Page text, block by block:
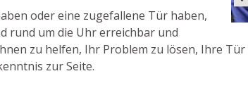
oder eine zugefallene Tür haben,
rund um die Uhr erreichbar und
zu helfen, Ihr Problem zu lösen, Ihre
zur Seite.